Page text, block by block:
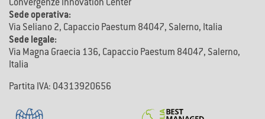
Convergenze Innovation Center
Sede operativa:
Via Seliano 2, Capaccio Paestum 84047, Salerno, Italia
Sede legale:
Via Magna Graecia 136, Capaccio Paestum 84047, Salerno,
Italia
Partita IVA: 04313920656